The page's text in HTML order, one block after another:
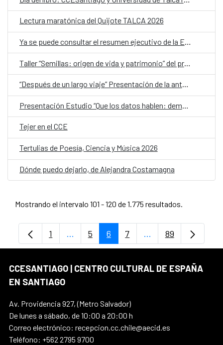
Lectura maratónica del Quijote TALCA 2026
Ya se puede consultar el resumen ejecutivo de la Estrategia de Cooperación Feminista
Taller “Semillas: origen de vida y patrimonio” del proyecto “Germinando nuestro barrio”
“Después de un largo viaje” Presentación de la antología de Naín Nómez
Presentación Estudio “Que los datos hablen: democracia, discriminación y seguridad en la vida de las mujeres en Chile”
Tejer en el CCE
Tertulias de Poesía, Ciencia y Música 2026
Dónde puedo dejarlo, de Alejandra Costamagna
Mostrando el intervalo 101 - 120 de 1.775 resultados.
Página
1 ...Páginas intermedias Use TAB para
Página
5 Página
6 Página
7 ...PáginasPágina
89
CCESANTIAGO | CENTRO CULTURAL DE ESPAÑA
EN SANTIAGO
Av. Providencia 927, (Metro Salvador)
De lunes a sábado, de 10:00 a 20:00 h
Correo electrónico: recepcion.cc.chile@aecid.es
Teléfono: +562 2795 9700